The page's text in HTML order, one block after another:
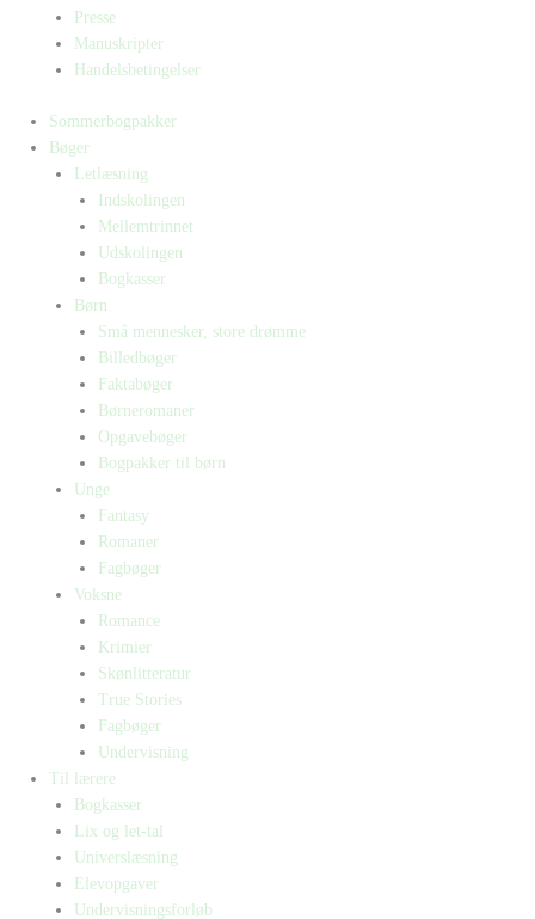
Presse
Manuskripter
Handelsbetingelser
Sommerbogpakker
Bøger
Letlæsning
Indskolingen
Mellemtrinnet
Udskolingen
Bogkasser
Børn
Små mennesker, store drømme
Billedbøger
Faktabøger
Børneromaner
Opgavebøger
Bogpakker til børn
Unge
Fantasy
Romaner
Fagbøger
Voksne
Romance
Krimier
Skønlitteratur
True Stories
Fagbøger
Undervisning
Til lærere
Bogkasser
Lix og let-tal
Universlæsning
Elevopgaver
Undervisningsforløb